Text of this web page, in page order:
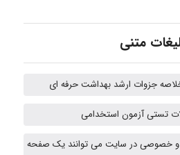
متنی
تستی آزمون استخدامی
و خصوصی در سایت می توانند یک صفحه